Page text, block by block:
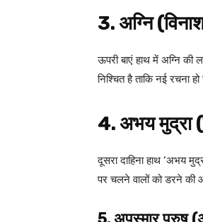
3. अग्नि
ऊपरी बाएं हाथ में अग्नि की
निश्चित है ताकि नई रचना
4. अभय मुद्रा
दूसरा दाहिना हाथ ‘अभय
पर चलने वालों को डरने की